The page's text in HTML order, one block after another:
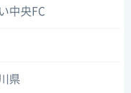
中央FC
県